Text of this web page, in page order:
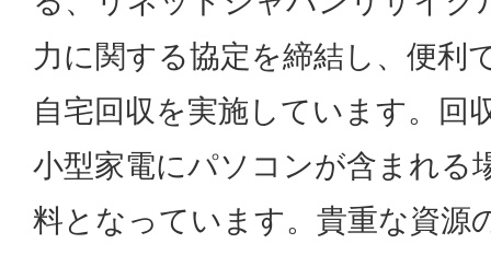
力に関する協定を締結し、便利
自宅回収を実施しています。回
小型家電にパソコンが含まれる
料となっています。貴重な資源